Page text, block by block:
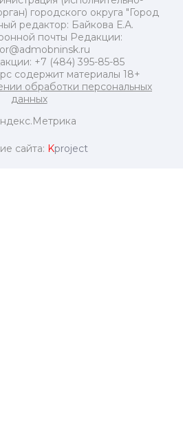
городского округа "Город
редактор: Байкова Е.А.
почты Редакции:
+7 (484) 395-85-85
содержит материалы 18+
обработки персональных
данных
сайта: Kproject